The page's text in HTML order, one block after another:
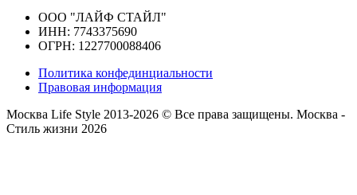
ООО "ЛАЙФ СТАЙЛ"
ИНН: 7743375690
ОГРН: 1227700088406
Политика конфединциальности
Правовая информация
Москва Life Style 2013-2026 © Все права защищены. Москва -
Стиль жизни 2026